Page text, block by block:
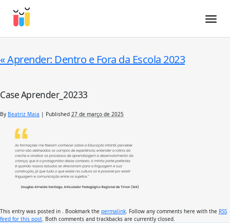
«Aprender: Dentro e Fora da Escola 2023
Case Aprender_20233
By Beatriz Maia | Published 27 de março de 2025
This entry was posted in . Bookmark the permalink . Follow any comments here with the RSS
feed for this post . Both comments and trackbacks are currently closed.